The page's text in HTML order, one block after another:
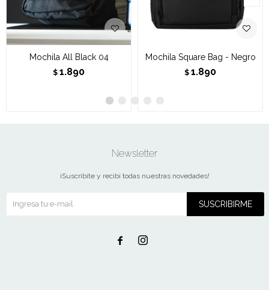
Mochila All Black 04
$ 1.890
Mochila Square Bag - Negro
$ 1.890
Newsletter
¡Suscribite y recibí todas nuestras novedades!
SUSCRIBIRME
 